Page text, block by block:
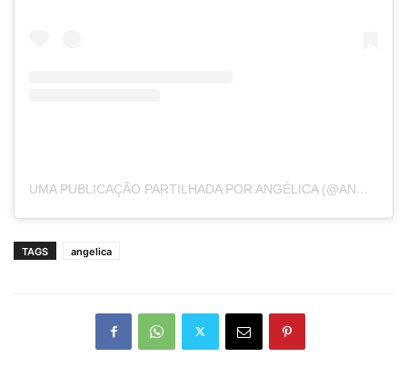
UMA PUBLICAÇÃO PARTILHADA POR ANGÉLICA (@ANGELICAKSY)
TAGS angelica